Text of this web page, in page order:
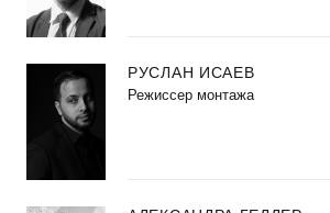
РУСЛАН ИСАЕВ
Режиссер монтажа